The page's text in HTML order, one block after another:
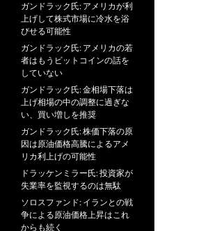
ガンドラック氏: アメリカが利
上げして株式市場に冷水を浴
びせる可能性
ガンドラック氏: アメリカの若
者はもうビットコインの話を
していない
ガンドラック氏: 金相場下落は
上げ相場の中の調整に過ぎな
い、買い増しを推奨
ガンドラック氏: 株価下落の原
因は原油価格高騰によるアメ
リカ利上げの可能性
ドラッケンミラー氏: 投資家が
失業率を監視するのは無駄
ソロスファンド: イランとの戦
争による原油価格上昇はこれ
からも続く